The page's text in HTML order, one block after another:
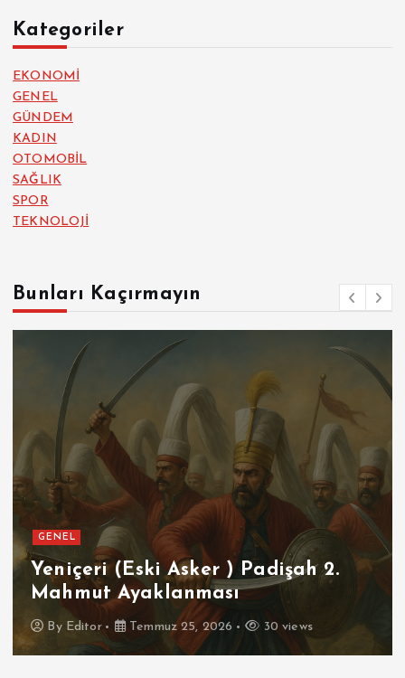
Kategoriler
EKONOMİ
GENEL
GÜNDEM
KADIN
OTOMOBİL
SAĞLIK
SPOR
TEKNOLOJİ
Bunları Kaçırmayın
GENEL
Yeniçeri (Eski Asker ) Padişah 2.
Mahmut Ayaklanması
By Editor Temmuz 25, 2026 30 views